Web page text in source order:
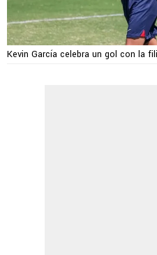
Kevin García celebra un gol con la